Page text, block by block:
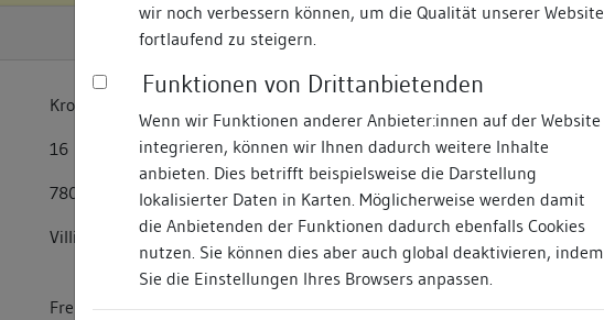
wir noch verbessern können, um die Qualität unserer Website
fortlaufend zu steigern.
Funktionen von Drittanbietenden
Wenn wir Funktionen anderer Anbieter:innen auf der Website
integrieren, können wir Ihnen dadurch weitere Inhalte
anbieten. Dies betrifft beispielsweise die Darstellung
lokalisierter Daten in Karten. Möglicherweise werden damit
die Anbietenden der Funktionen dadurch ebenfalls Cookies
nutzen. Sie können dies aber auch global deaktivieren, indem
Sie die Einstellungen Ihres Browsers anpassen.
Kronenstraße
16
78050
Villingen-Schwenningen
Freiburg